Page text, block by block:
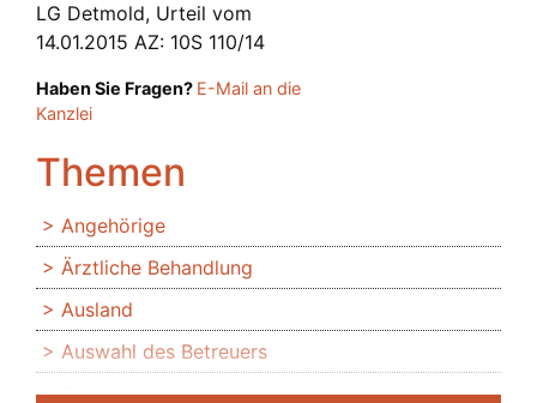
LG Detmold, Urteil vom
14.01.2015 AZ: 10S 110/14
Haben Sie Fragen? E-Mail an die
Kanzlei
Themen
Angehörige
Ärztliche Behandlung
Ausland
Auswahl des Betreuers
Banken